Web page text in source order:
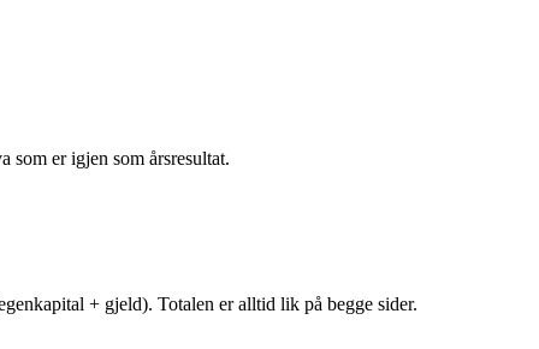
som er igjen som årsresultat.
+ gjeld). Totalen er alltid lik på begge sider.